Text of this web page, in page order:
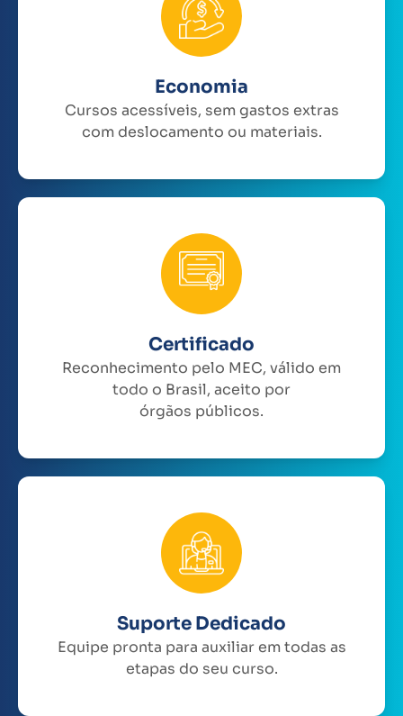
Economia
Cursos acessíveis, sem gastos extras
com deslocamento ou materiais.
Certificado
Reconhecimento pelo MEC, válido em
todo o Brasil, aceito por
órgãos públicos.
Suporte Dedicado
Equipe pronta para auxiliar em todas as
etapas do seu curso.